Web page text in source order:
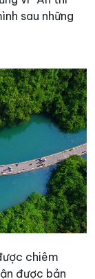
sau những
chiêm
được bản